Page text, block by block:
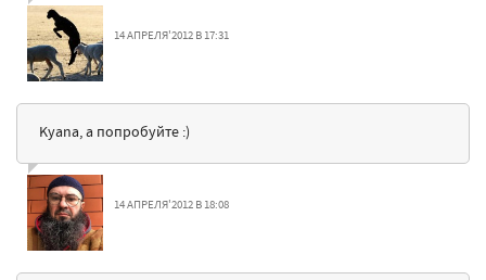
14 АПРЕЛЯ'2012 В 17:31
Kyana, а попробуйте :)
14 АПРЕЛЯ'2012 В 18:08